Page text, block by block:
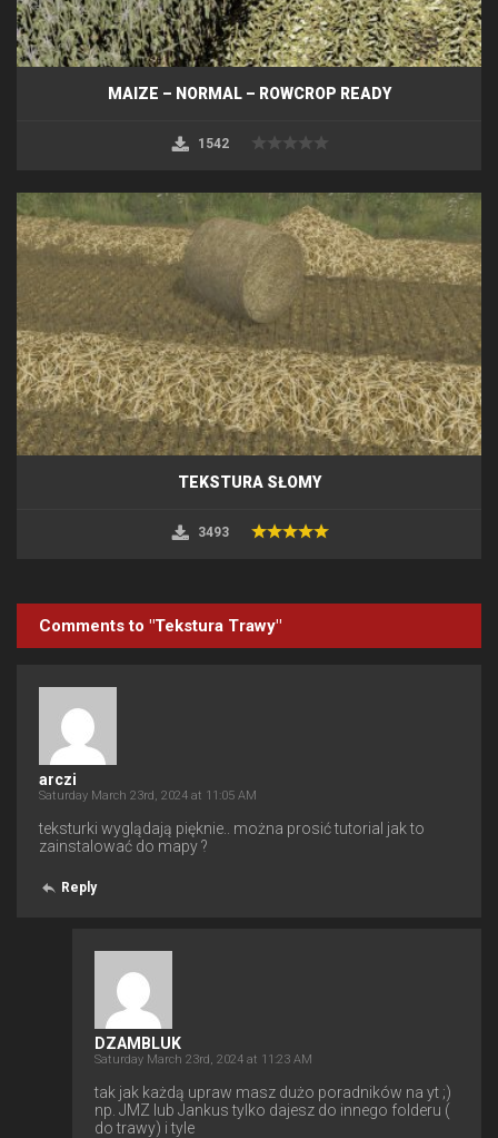
MAIZE – NORMAL – ROWCROP READY
1542
TEKSTURA SŁOMY
3493
Comments to "Tekstura Trawy"
arczi
Saturday March 23rd, 2024 at 11:05 AM
teksturki wyglądają pięknie.. można prosić tutorial jak to
zainstalować do mapy ?
Reply
DZAMBLUK
Saturday March 23rd, 2024 at 11:23 AM
tak jak każdą upraw masz dużo poradników na yt ;)
np. JMZ lub Jankus tylko dajesz do innego folderu (
do trawy) i tyle